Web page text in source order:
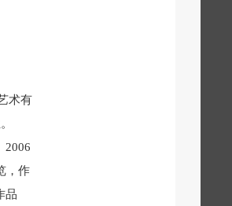
术有
2006
，作
品